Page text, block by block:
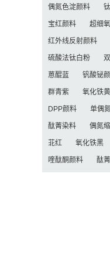
偶氮色淀颜料
宝红颜料 超细
红外线反射颜料
硫酸法钛白粉
蒽醌蓝 钒酸铋
群青紫 氧化铁黄
DPP颜料 单偶
酞菁染料 偶氮
苝红 氧化铁黑
喹酞酮颜料 酞